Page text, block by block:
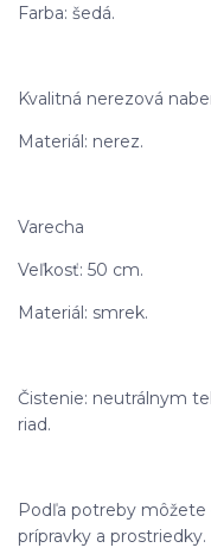
Farba: šedá.
Kvalitná nerezová
Materiál: nerez.
Varecha
Veľkosť: 50 cm.
Materiál: smrek.
Čistenie: neutrálnym
riad.
Podľa potreby môžete
prípravky a prostriedky.